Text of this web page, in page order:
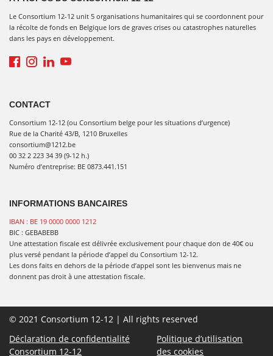
Le Consortium 12-12 unit 5 organisations humanitaires qui se coordonnent pour
la récolte de fonds en Belgique lors de graves crises ou catastrophes naturelles
dans les pays en développement.
CONTACT
Consortium 12-12 (ou Consortium belge pour les situations d’urgence)
Rue de la Charité 43/B, 1210 Bruxelles
consortium@1212.be
00 32 2 223 34 39 (9-12 h.)
Numéro d’entreprise: BE 0873.441.151
INFORMATIONS BANCAIRES
IBAN : BE 19 0000 0000 1212
BIC : GEBABEBB
Une attestation fiscale est délivrée exclusivement pour chaque don de 40€ ou
plus versé pendant la période d’appel du Consortium 12-12.
Les dons faits en dehors de la période d’appel sont les bienvenus mais ne
donnent pas droit à une attestation fiscale.
© 2021 Consortium 12-12 | All rights reserved
Déclaration de confidentialité
Consortium 12-12
Politique d’utilisation
des cookies